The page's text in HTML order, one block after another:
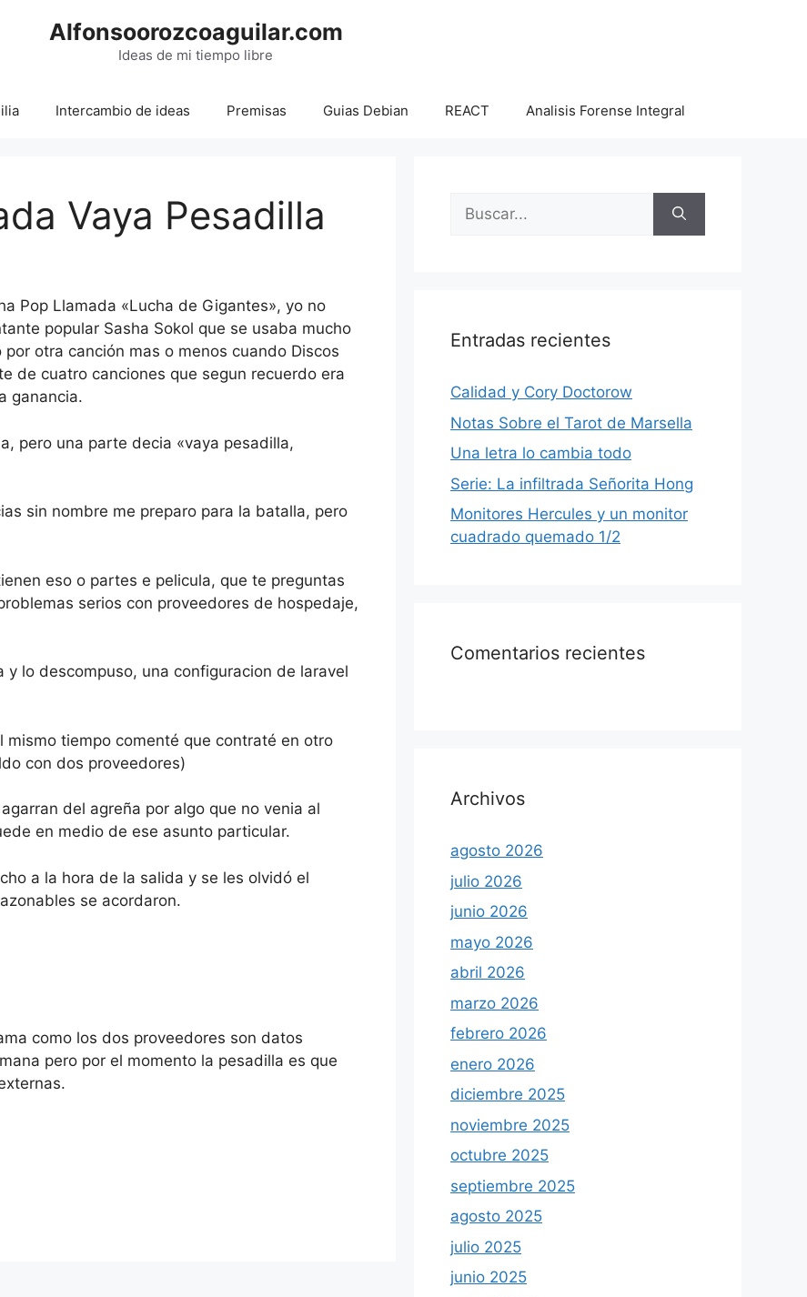
Alfonsoorozcoaguilar.com
Ideas de mi tiempo libre
Intercambio de ideas Premisas Guias Debian REACT Analisis Forense Integral
Vaya Pesadilla
Pop Llamada «Lucha de Gigantes», yo no
popular Sasha Sokol que se usaba mucho
otra canción mas o menos cuando Discos
de cuatro canciones que segun recuerdo era
ganancia.
pero una parte decia «vaya pesadilla,
sin nombre me preparo para la batalla, pero
eso o partes e pelicula, que te preguntas
serios con proveedores de hospedaje,
lo descompuso, una configuracion de laravel
tiempo comenté que contraté en otro
con dos proveedores)
del agreña por algo que no venia al
en medio de ese asunto particular.
a la hora de la salida y se les olvidó el
se acordaron.
como los dos proveedores son datos
pero por el momento la pesadilla es que
Buscar:
Entradas recientes
Calidad y Cory Doctorow
Notas Sobre el Tarot de Marsella
Una letra lo cambia todo
Serie: La infiltrada Señorita Hong
Monitores Hercules y un monitor
cuadrado quemado 1/2
Comentarios recientes
Archivos
agosto 2026
julio 2026
junio 2026
mayo 2026
abril 2026
marzo 2026
febrero 2026
enero 2026
diciembre 2025
noviembre 2025
octubre 2025
septiembre 2025
agosto 2025
julio 2025
junio 2025